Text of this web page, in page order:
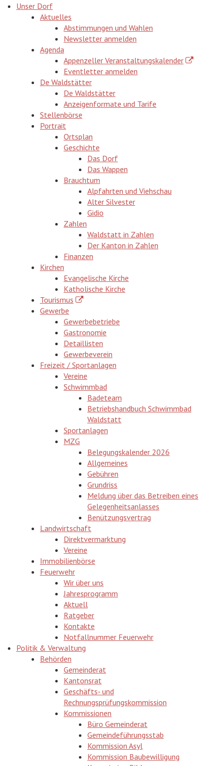
Unser Dorf
Aktuelles
Abstimmungen und Wahlen
Newsletter anmelden
Agenda
Appenzeller Veranstaltungskalender
Eventletter anmelden
De Waldstätter
De Waldstätter
Anzeigenformate und Tarife
Stellenbörse
Portrait
Ortsplan
Geschichte
Das Dorf
Das Wappen
Brauchtum
Alpfahrten und Viehschau
Alter Silvester
Gidio
Zahlen
Waldstatt in Zahlen
Der Kanton in Zahlen
Finanzen
Kirchen
Evangelische Kirche
Katholische Kirche
Tourismus
Gewerbe
Gewerbebetriebe
Gastronomie
Detaillisten
Gewerbeverein
Freizeit / Sportanlagen
Vereine
Schwimmbad
Badeteam
Betriebshandbuch Schwimmbad
Waldstatt
Sportanlagen
MZG
Belegungskalender 2026
Allgemeines
Gebühren
Grundriss
Meldung über das Betreiben eines
Gelegenheitsanlasses
Benützungsvertrag
Landwirtschaft
Direktvermarktung
Vereine
Immobilienbörse
Feuerwehr
Wir über uns
Jahresprogramm
Aktuell
Ratgeber
Kontakte
Notfallnummer Feuerwehr
Politik & Verwaltung
Behörden
Gemeinderat
Kantonsrat
Geschäfts- und
Rechnungsprüfungskommission
Kommissionen
Büro Gemeinderat
Gemeindeführungsstab
Kommission Asyl
Kommission Baubewilligung